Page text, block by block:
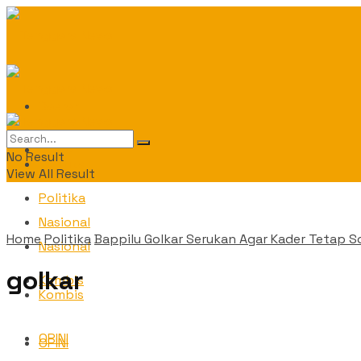
Politika
Nasional
Kombis
OPINI
Daerah
Politika
Nasional
Kombis
OPINI
No Result
View All Result
HomePolitikaBappilu Golkar Serukan Agar Kader Tetap
golkar